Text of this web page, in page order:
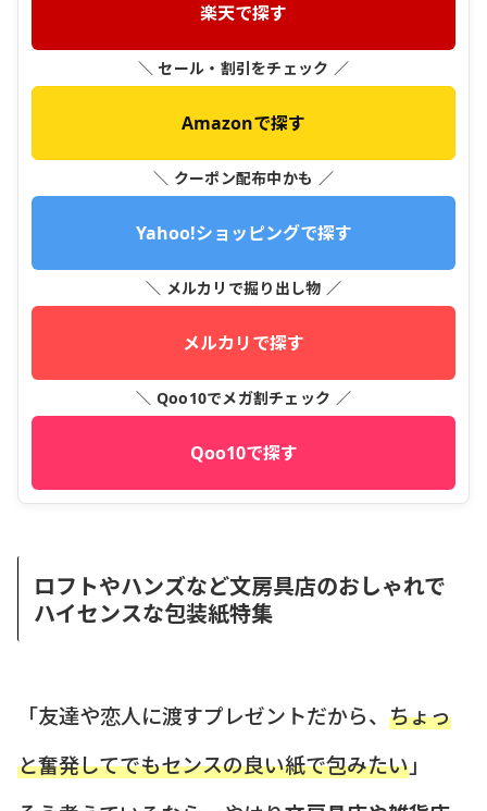
楽天で探す
＼ セール・割引をチェック ／
Amazonで探す
＼ クーポン配布中かも ／
Yahoo!ショッピングで探す
＼ メルカリで掘り出し物 ／
メルカリで探す
＼ Qoo10でメガ割チェック ／
Qoo10で探す
ロフトやハンズなど文房具店のおしゃれで
ハイセンスな包装紙特集
「友達や恋人に渡すプレゼントだから、 ちょっ
と奮発してでもセンスの良い紙で包みたい」